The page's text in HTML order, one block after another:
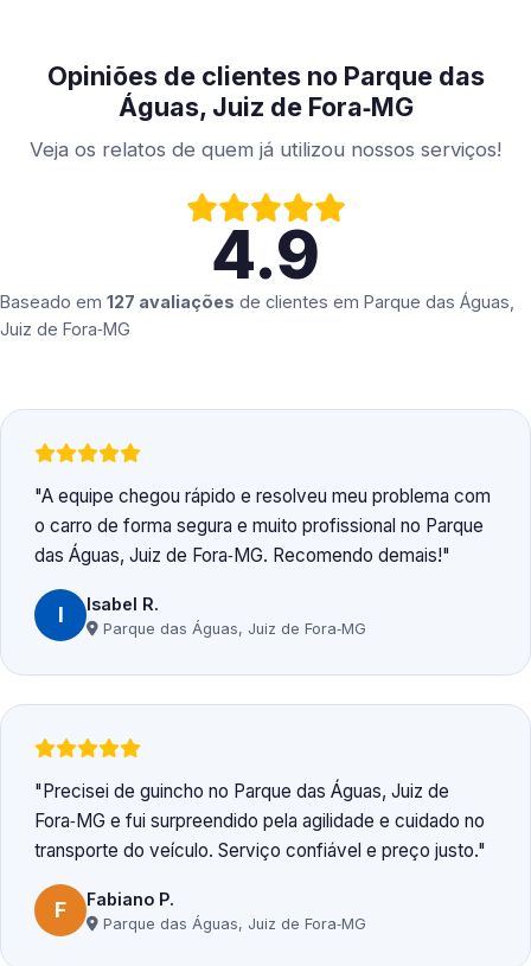
Opiniões de clientes no Parque das
Águas, Juiz de Fora‑MG
Veja os relatos de quem já utilizou nossos serviços!
4.9
Baseado em 127 avaliações de clientes em Parque das Águas,
Juiz de Fora‑MG
A equipe chegou rápido e resolveu meu problema com
o carro de forma segura e muito profissional no Parque
das Águas, Juiz de Fora‑MG. Recomendo demais!
I Isabel R.
Parque das Águas, Juiz de Fora‑MG
Precisei de guincho no Parque das Águas, Juiz de
Fora‑MG e fui surpreendido pela agilidade e cuidado no
transporte do veículo. Serviço confiável e preço justo.
F Fabiano P.
Parque das Águas, Juiz de Fora‑MG